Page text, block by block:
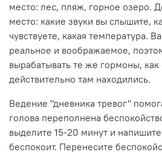
место: лес, пляж, горное озеро.
место: какие звуки вы слышите,
чувствуете, какая температура.
реальное и воображаемое,
вырабатывать те же гормоны,
действительно там находились.
Ведение "дневника тревог"
голова переполнена
выделите 15-20 минут и напишите
беспокоит. Перенесите